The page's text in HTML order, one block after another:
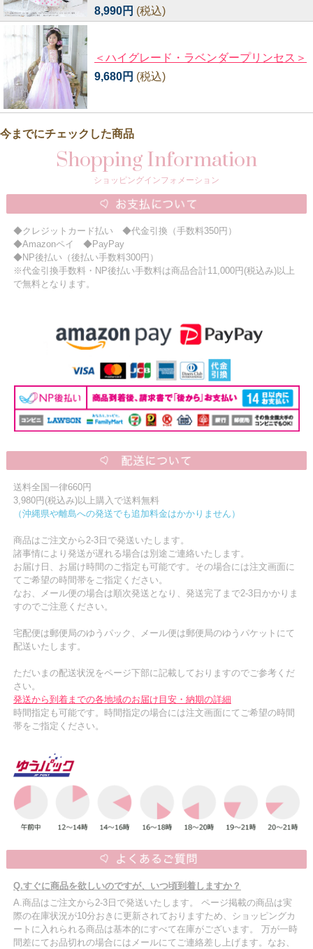
8,990円 (税込)
＜ハイグレード・ラベンダープリンセス＞
9,680円 (税込)
今までにチェックした商品
Shopping Information
ショッピングインフォメーション
◆クレジットカード払い ◆代金引換（手数料350円）
◆Amazonペイ ◆PayPay
◆NP後払い（後払い手数料300円）
※代金引換手数料・NP後払い手数料は商品合計11,000円(税込み)以上
で無料となります。
送料全国一律660円
3,980円(税込み)以上購入で送料無料
（沖縄県や離島への発送でも追加料金はかかりません）
商品はご注文から2-3日で発送いたします。
諸事情により発送が遅れる場合は別途ご連絡いたします。
お届け日、お届け時間のご指定も可能です。その場合には注文画面に
てご希望の時間帯をご指定ください。
なお、メール便の場合は順次発送となり、発送完了まで2-3日かかりま
すのでご注意ください。
宅配便は郵便局のゆうパック、メール便は郵便局のゆうパケットにて
配送いたします。
ただいまの配送状況をページ下部に記載しておりますのでご参考くだ
さい。
発送から到着までの各地域のお届け目安・納期の詳細
時間指定も可能です。時間指定の場合には注文画面にてご希望の時間
帯をご指定ください。
Q.すぐに商品を欲しいのですが、いつ頃到着しますか？
A.商品はご注文から2-3日で発送いたします。 ページ掲載の商品は実
際の在庫状況が10分おきに更新されておりますため、ショッピングカ
ートに入れられる商品は基本的にすべて在庫がございます。 万が一時
間差にてお品切れの場合にはメールにてご連絡差し上げます。なお、